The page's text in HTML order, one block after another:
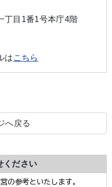
丁目1番1号本庁4階
は こちら
へ戻る
ください